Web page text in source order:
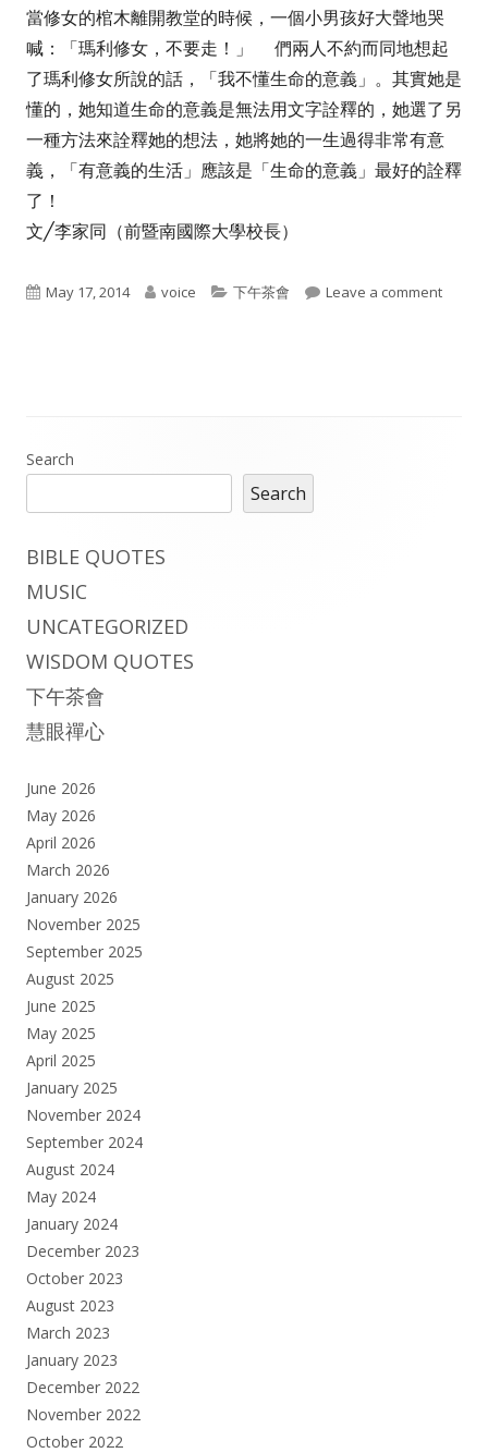
當修女的棺木離開教堂的時候，一個小男孩好大聲地哭
喊：「瑪利修女，不要走！」 們兩人不約而同地想起
了瑪利修女所說的話，「我不懂生命的意義」。其實她是
懂的，她知道生命的意義是無法用文字詮釋的，她選了另
一種方法來詮釋她的想法，她將她的一生過得非常有意
義，「有意義的生活」應該是「生命的意義」最好的詮釋
了！
文╱李家同（前暨南國際大學校長）
Published
May 17, 2014 Author
voice Categories
下午茶會 Leave a commenton 我
Main
Sidebar
Search
Search
BIBLE QUOTES
MUSIC
UNCATEGORIZED
WISDOM QUOTES
下午茶會
慧眼禪心
June 2026
May 2026
April 2026
March 2026
January 2026
November 2025
September 2025
August 2025
June 2025
May 2025
April 2025
January 2025
November 2024
September 2024
August 2024
May 2024
January 2024
December 2023
October 2023
August 2023
March 2023
January 2023
December 2022
November 2022
October 2022